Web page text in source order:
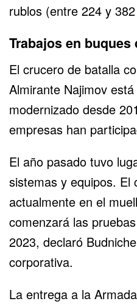
rublos (entre 224 y
Trabajos en buques
El crucero de batalla
Almirante Najimov
modernizado desde
empresas han
El año pasado tuvo
sistemas y equipos. El
actualmente en el
comenzará las
2023, declaró
corporativa.
La entrega a la